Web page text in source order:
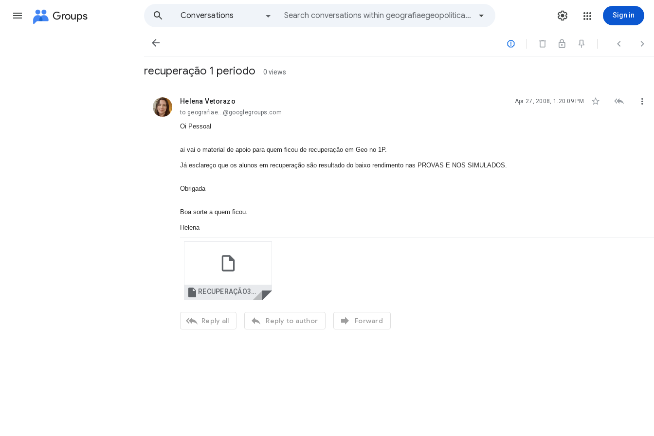
Groups
Conversations
Sign in
   
recuperação 1 periodo 0 views
Helena Vetorazo
unread, Apr 27, 2008, 1:20:09 PM   
to geografiae...@googlegroups.com
Oi Pessoal
ai vai o material de apoio para quem ficou de recuperação em Geo no 1P.
Já esclareço que os alunos em recuperação são resultado do baixo rendimento nas PROVAS E NOS SIMULADOS.
Obrigada
Boa sorte a quem ficou.
Helena
 RECUPERAÇÃO3ANO-1P.htm
 Reply all  Reply to author  Forward